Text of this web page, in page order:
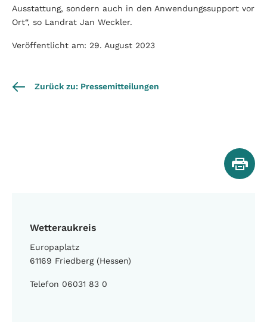
Wetteraukreis
Europaplatz
61169 Friedberg (Hessen)
Telefon 06031 83 0
Ausstattung, sondern auch in den Anwendungssupport vor
Ort“, so Landrat Jan Weckler.
Veröffentlicht am: 29. August 2023
Zurück zu: Pressemitteilungen